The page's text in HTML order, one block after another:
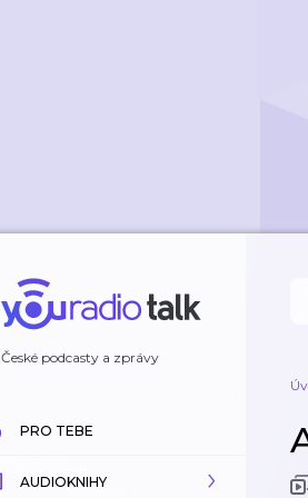
České podcasty a zprávy
PRO TEBE
AUDIOKNIHY